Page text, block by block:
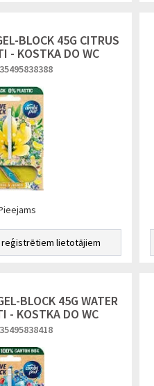
BLOCK 45G CITRUS
- KOSTKA DO WC
reģistrētiem lietotājiem
BLOCK 45G WATER
- KOSTKA DO WC